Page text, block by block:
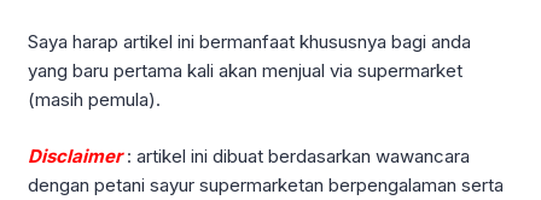
Saya harap artikel ini bermanfaat khususnya bagi anda
yang baru pertama kali akan menjual via supermarket
(masih pemula).
Disclaimer: artikel ini dibuat berdasarkan wawancara
dengan petani sayur supermarketan berpengalaman serta